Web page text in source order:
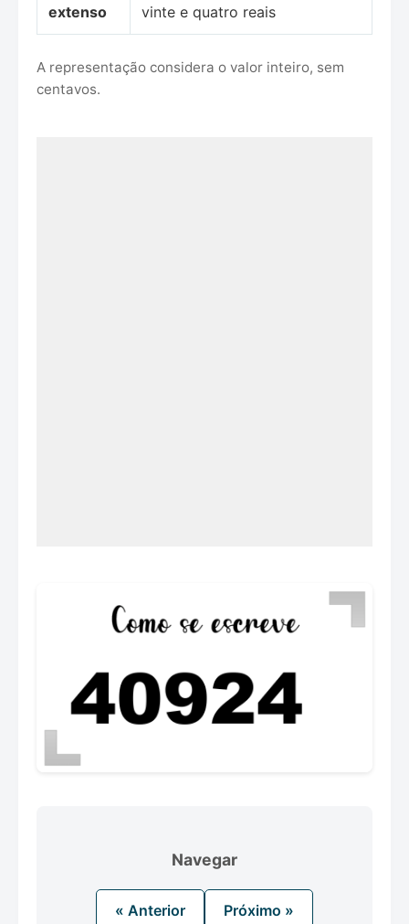
extenso
vinte e quatro reais
A representação considera o valor inteiro, sem
centavos.
Navegar
« Anterior Próximo »